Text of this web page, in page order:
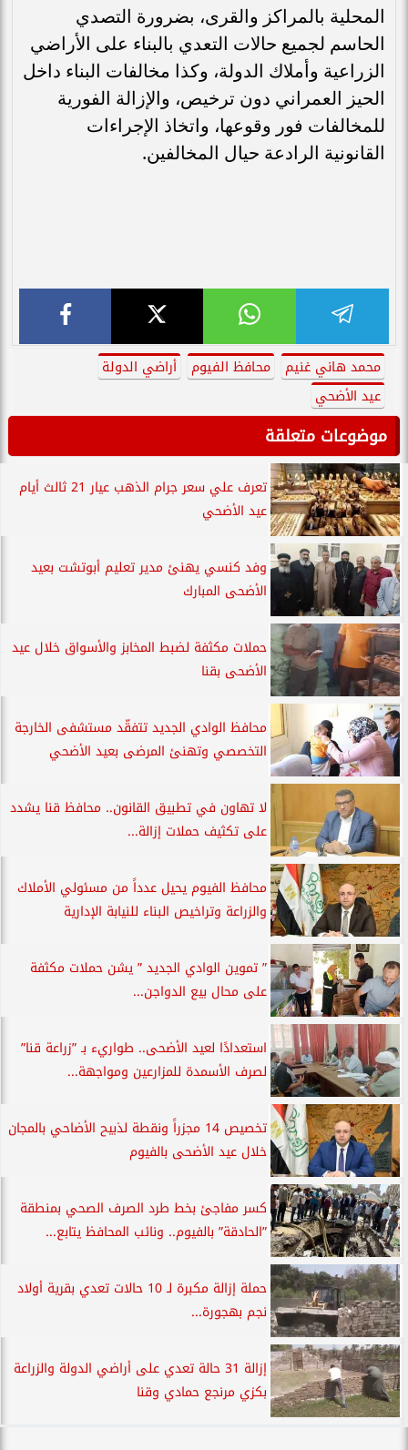
المحلية بالمراكز والقرى، بضرورة التصدي
الحاسم لجميع حالات التعدي بالبناء على الأراضي
الزراعية وأملاك الدولة، وكذا مخالفات البناء داخل
الحيز العمراني دون ترخيص، والإزالة الفورية
للمخالفات فور وقوعها، واتخاذ الإجراءات
القانونية الرادعة حيال المخالفين.
محمد هاني غنيم محافظ الفيوم
أراضي الدولة
عيد الأضحي
موضوعات متعلقة
تعرف علي سعر جرام الذهب عيار 21 ثالث أيام
عيد الأضحي
وفد كنسي يهنئ مدير تعليم أبوتشت بعيد
الأضحى المبارك
حملات مكثفة لضبط المخابز والأسواق خلال عيد
الأضحى بقنا
محافظ الوادي الجديد تتفقّد مستشفى الخارجة
التخصصي وتهنئ المرضى بعيد الأضحي
لا تهاون في تطبيق القانون.. محافظ قنا يشدد
على تكثيف حملات إزالة...
محافظ الفيوم يحيل عدداً من مسئولي الأملاك
والزراعة وتراخيص البناء للنيابة الإدارية
” تموين الوادي الجديد ” يشن حملات مكثفة
على محال بيع الدواجن...
استعدادًا لعيد الأضحى.. طواريء بـ ”زراعة قنا”
لصرف الأسمدة للمزارعين ومواجهة...
تخصيص 14 مجزراً ونقطة لذبيح الأضاحي بالمجان
خلال عيد الأضحى بالفيوم
كسر مفاجئ بخط طرد الصرف الصحي بمنطقة
”الحادقة” بالفيوم.. ونائب المحافظ يتابع...
حملة إزالة مكبرة لـ 10 حالات تعدي بقرية أولاد
نجم بهجورة...
إزالة 31 حالة تعدي على أراضي الدولة والزراعة
بكزي مرنجع حمادي وقنا